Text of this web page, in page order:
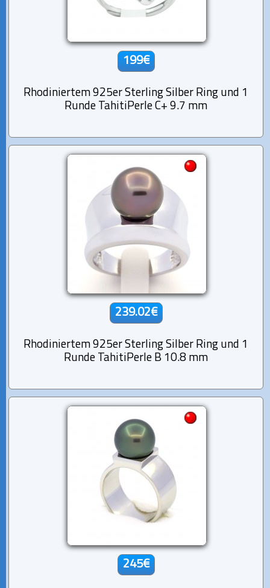
199€
Rhodiniertem 925er Sterling Silber Ring und 1
Runde TahitiPerle C+ 9.7 mm
239.02€
Rhodiniertem 925er Sterling Silber Ring und 1
Runde TahitiPerle B 10.8 mm
245€